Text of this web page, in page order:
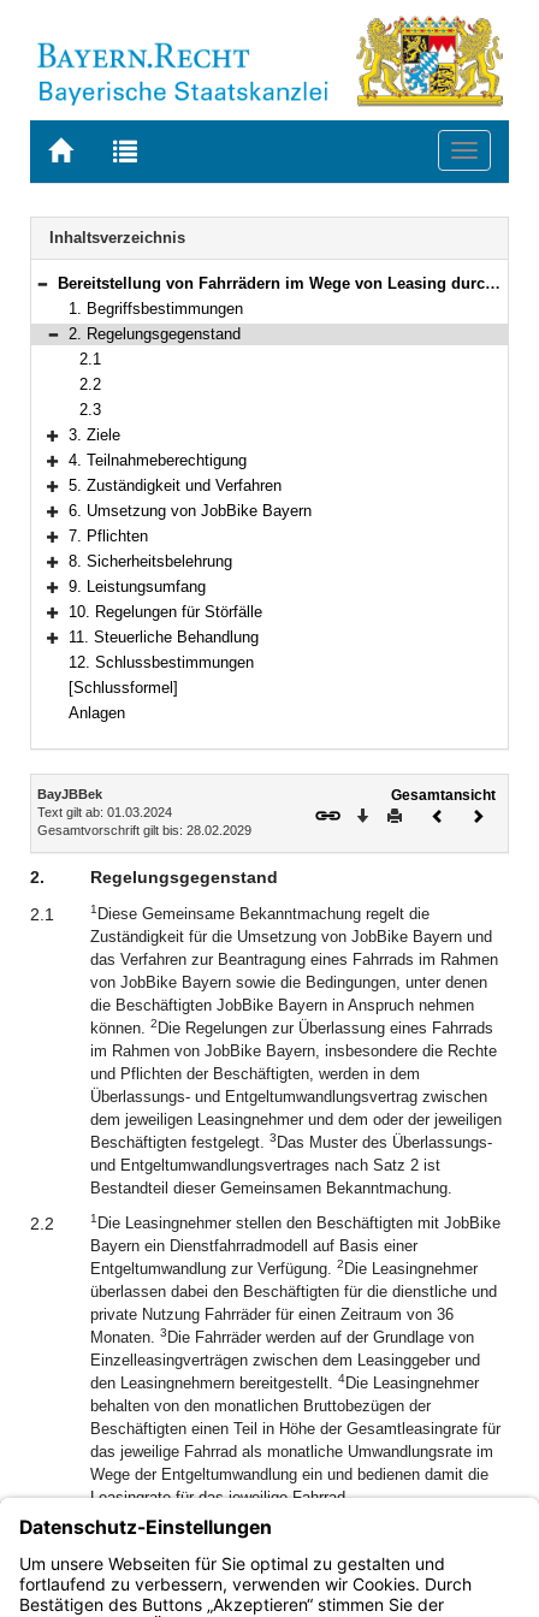
Zur
BAYERN.RECHT
Zur
letzten
Suche
Toggle
Navigation
Inhaltsverzeichnis
Bereich reduzieren
Bereitstellung von Fahrrädern im Wege von Leasing durch Entgeltumwandlung für die Beschäftigten des Freistaates, der Bayerischen Staatsforsten und bestimmter Universitätskliniken Bayerns
1. Begriffsbestimmungen
Bereich reduzieren
2. Regelungsgegenstand
2.1
2.2
2.3
Bereich erweitern
3. Ziele
Bereich erweitern
4. Teilnahmeberechtigung
Bereich erweitern
5. Zuständigkeit und Verfahren
Bereich erweitern
6. Umsetzung von JobBike Bayern
Bereich erweitern
7. Pflichten
Bereich erweitern
8. Sicherheitsbelehrung
Bereich erweitern
9. Leistungsumfang
Bereich erweitern
10. Regelungen für Störfälle
Bereich erweitern
11. Steuerliche Behandlung
12. Schlussbestimmungen
[Schlussformel]
Anlagen
Inhalt
BayJBBek
Text gilt ab: 01.03.2024
Gesamtvorschrift gilt bis: 28.02.2029
Gesamtansicht
Download
DruckenVorheriges
2.
Regelungsgegenstand
2.1
1 Diese Gemeinsame Bekanntmachung regelt die
Zuständigkeit für die Umsetzung von JobBike Bayern und
das Verfahren zur Beantragung eines Fahrrads im Rahmen
von JobBike Bayern sowie die Bedingungen, unter denen
die Beschäftigten JobBike Bayern in Anspruch nehmen
können. 2 Die Regelungen zur Überlassung eines Fahrrads
im Rahmen von JobBike Bayern, insbesondere die Rechte
und Pflichten der Beschäftigten, werden in dem
Überlassungs- und Entgeltumwandlungsvertrag zwischen
dem jeweiligen Leasingnehmer und dem oder der jeweiligen
Beschäftigten festgelegt. 3 Das Muster des Überlassungs-
und Entgeltumwandlungsvertrages nach Satz 2 ist
Bestandteil dieser Gemeinsamen Bekanntmachung.
2.2 1 Die Leasingnehmer stellen den Beschäftigten mit JobBike
Bayern ein Dienstfahrradmodell auf Basis einer
Entgeltumwandlung zur Verfügung. 2 Die Leasingnehmer
überlassen dabei den Beschäftigten für die dienstliche und
private Nutzung Fahrräder für einen Zeitraum von 36
Monaten. 3 Die Fahrräder werden auf der Grundlage von
Einzelleasingverträgen zwischen dem Leasinggeber und
den Leasingnehmern bereitgestellt. 4Die Leasingnehmer
behalten von den monatlichen Bruttobezügen der
Beschäftigten einen Teil in Höhe der Gesamtleasingrate für
das jeweilige Fahrrad als monatliche Umwandlungsrate im
Wege der Entgeltumwandlung ein und bedienen damit die
Leasingrate für das jeweilige Fahrrad.
2.3
Mit der Umsetzung von JobBike Bayern haben die
Leasingnehmer den Dienstleister und den Leasinggeber
beauftragt.